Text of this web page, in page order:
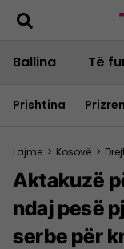
Ballina Të
Prishtina
Lajme > Kosovë >
Aktakuzë
ndaj pesë
serbe për